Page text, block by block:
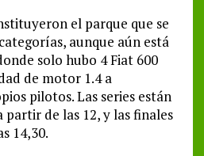
el parque que se
aunque aún está
solo hubo 4 Fiat 600
de motor 1.4 a
pilotos. Las series están
partir de las 12, y las finales
14,30.